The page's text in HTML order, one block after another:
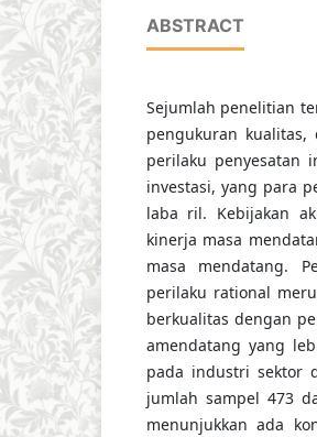
ABSTRACT
Sejumlah penelitian
pengukuran kualitas,
perilaku penyesatan
investasi, yang para
laba ril. Kebijakan
kinerja masa
masa mendatang.
perilaku rational
berkualitas dengan
amendatang yang
pada industri sektor
jumlah sampel 473
menunjukkan ada